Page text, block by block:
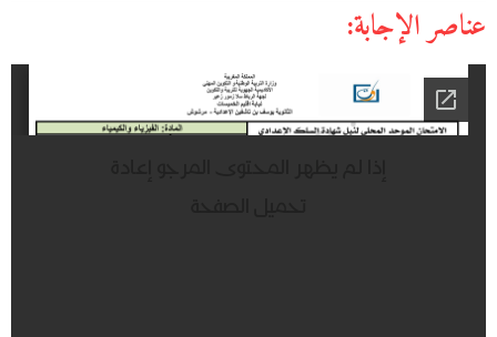
عناصر الإجابة: